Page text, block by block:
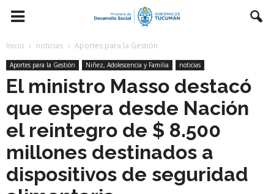
Inicio noticias Aportes para la Gestión
Aportes para la Gestión Niñez, Adolescencia y Familia noticias
El ministro Masso destacó
que espera desde Nación
el reintegro de $ 8.500
millones destinados a
dispositivos de seguridad